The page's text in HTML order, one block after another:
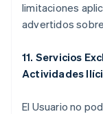
limitaciones
advertidos
11. Servicios
Actividades
El Usuario no